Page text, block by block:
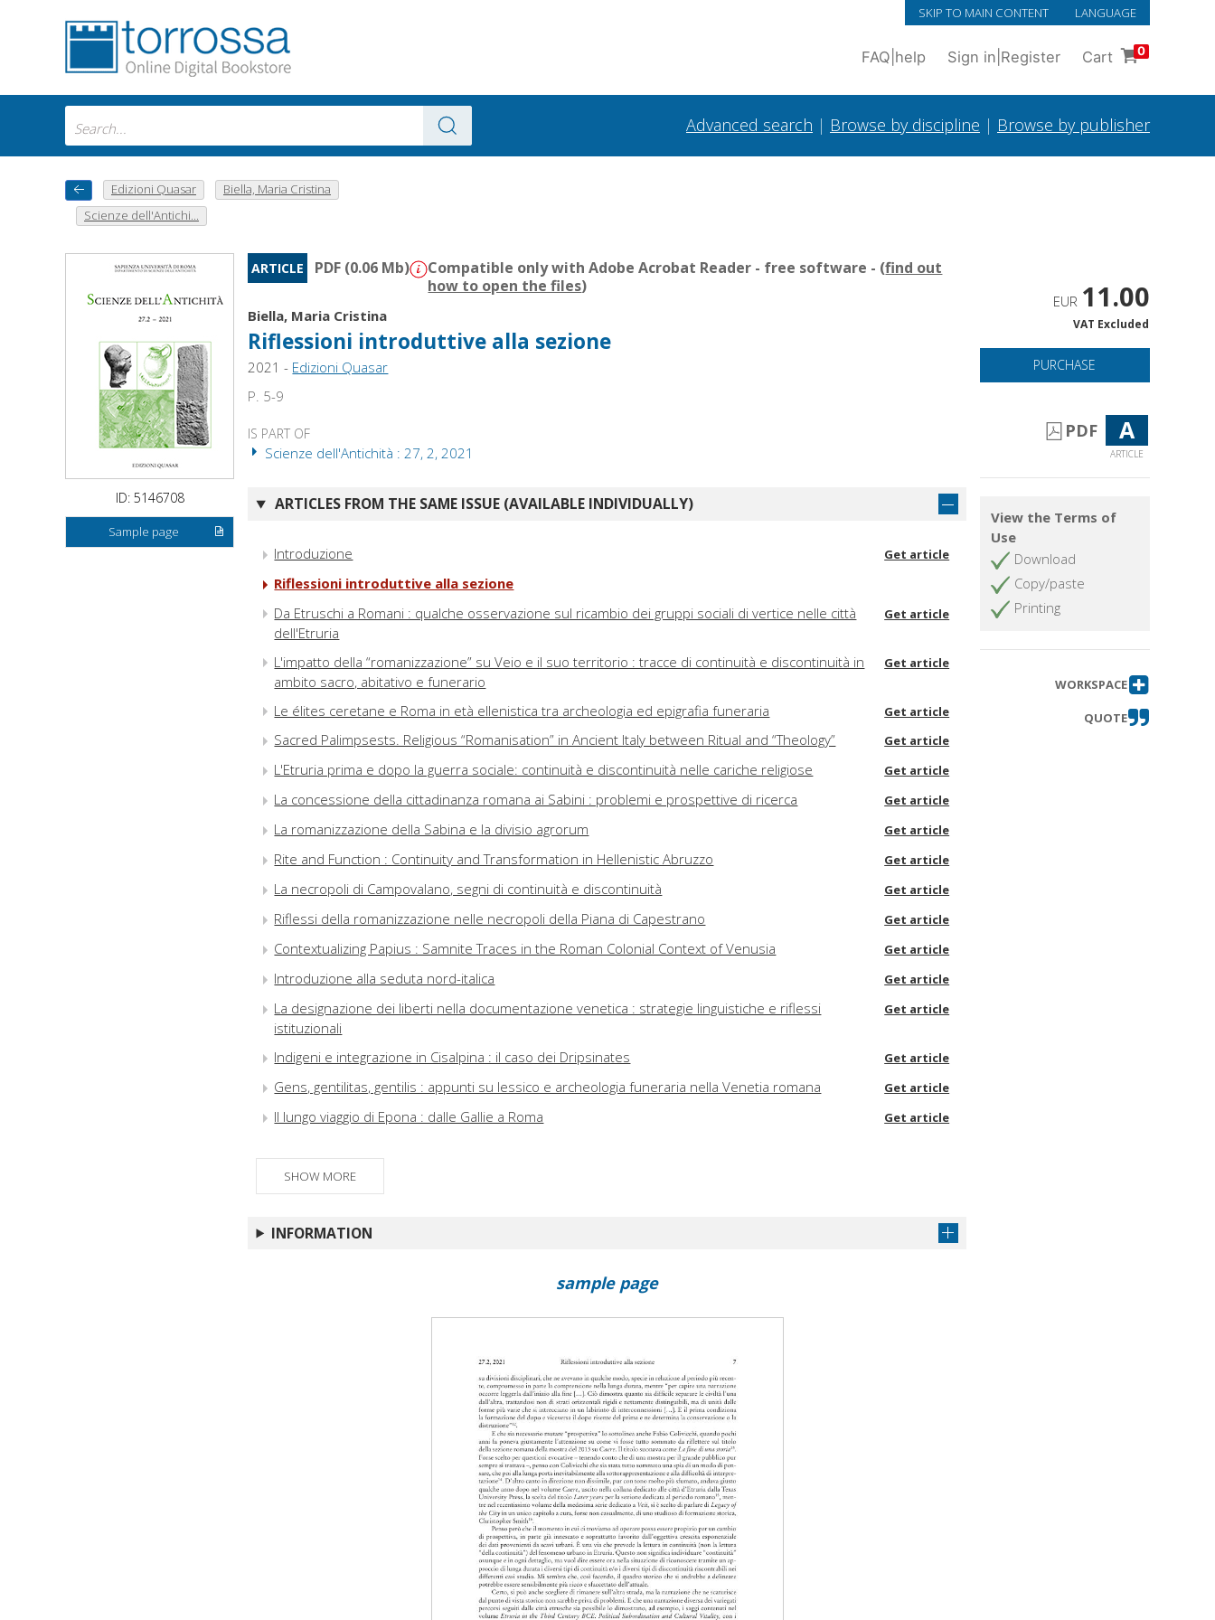
SKIP TO MAIN CONTENT LANGUAGE
FAQ help Sign in Register Cart 0
Advanced search | Browse by discipline | Browse by publisher
Edizioni Quasar
Biella, Maria Cristina
Scienze dell'Antichi...
ID: 5146708
Sample page
ARTICLE PDF (0.06 Mb) Compatible only with Adobe Acrobat Reader - free software - (find out
how to open the files)
Biella, Maria Cristina
Riflessioni introduttive alla sezione
2021 - Edizioni Quasar
P. 5-9
IS PART OF
Scienze dell'Antichità : 27, 2, 2021
ARTICLES FROM THE SAME ISSUE (AVAILABLE INDIVIDUALLY)
Introduzione Get article
Riflessioni introduttive alla sezione
Da Etruschi a Romani : qualche osservazione sul ricambio dei gruppi sociali di vertice nelle città
dell'Etruria
Get article
L'impatto della “romanizzazione” su Veio e il suo territorio : tracce di continuità e discontinuità in
ambito sacro, abitativo e funerario
Get article
Le élites ceretane e Roma in età ellenistica tra archeologia ed epigrafia funeraria Get article
Sacred Palimpsests. Religious “Romanisation” in Ancient Italy between Ritual and “Theology” Get article
L'Etruria prima e dopo la guerra sociale: continuità e discontinuità nelle cariche religiose Get article
La concessione della cittadinanza romana ai Sabini : problemi e prospettive di ricerca Get article
La romanizzazione della Sabina e la divisio agrorum Get article
Rite and Function : Continuity and Transformation in Hellenistic Abruzzo Get article
La necropoli di Campovalano, segni di continuità e discontinuità Get article
Riflessi della romanizzazione nelle necropoli della Piana di Capestrano Get article
Contextualizing Papius : Samnite Traces in the Roman Colonial Context of Venusia Get article
Introduzione alla seduta nord-italica Get article
La designazione dei liberti nella documentazione venetica : strategie linguistiche e riflessi
istituzionali
Get article
Indigeni e integrazione in Cisalpina : il caso dei Dripsinates Get article
Gens, gentilitas, gentilis : appunti su lessico e archeologia funeraria nella Venetia romana Get article
Il lungo viaggio di Epona : dalle Gallie a Roma Get article
SHOW MORE
INFORMATION
EUR 11.00
VAT Excluded
PURCHASE
PDF A
ARTICLE
View the Terms of
Use
Download
Copy/paste
Printing
WORKSPACE
QUOTE
sample page